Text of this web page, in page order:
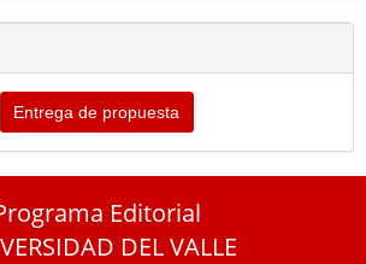
Entrega de propuesta
Editorial
DEL VALLE